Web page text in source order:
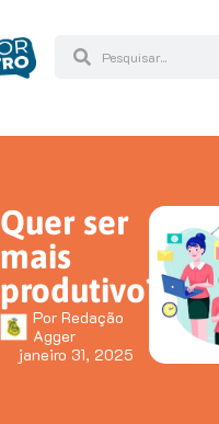
Quer ser
mais
produtivo?
Por Redação
Agger
janeiro 31, 2025